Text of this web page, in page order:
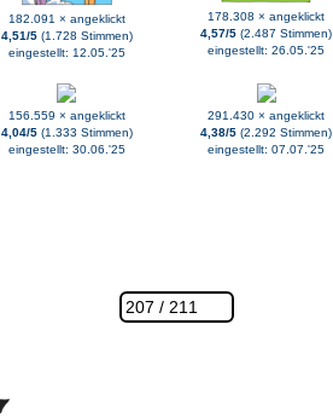
182.091 × angeklickt
4,51/5(1.728 Stimmen)
eingestellt: 12.05.'25
178.308 × angeklickt
4,57/5 (2.487 Stimmen)
eingestellt: 26.05.'25
156.559 × angeklickt
4,04/5(1.333 Stimmen)
eingestellt: 30.06.'25
291.430 × angeklickt
4,38/5 (2.292 Stimmen)
eingestellt: 07.07.'25